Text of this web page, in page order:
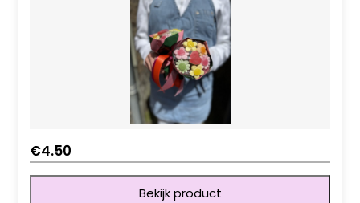
€4.50
Bekijk product